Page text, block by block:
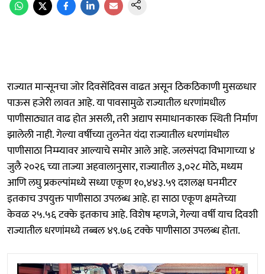
राज्यात मान्सूनचा जोर दिवसेंदिवस वाढत असून ठिकठिकाणी मुसळधार
पाऊस हजेरी लावत आहे. या पावसामुळे राज्यातील धरणांमधील
पाणीसाठ्यात वाढ होत असली, तरी अद्याप समाधानकारक स्थिती निर्माण
झालेली नाही. गेल्या वर्षीच्या तुलनेत यंदा राज्यातील धरणांमधील
पाणीसाठा निम्म्यावर आल्याचे समोर आले आहे. जलसंपदा विभागाच्या ४
जुलै २०२६ च्या ताज्या अहवालानुसार, राज्यातील ३,०२८ मोठे, मध्यम
आणि लघु प्रकल्पांमध्ये सध्या एकूण १०,४४३.५९ दशलक्ष घनमीटर
इतकाच उपयुक्त पाणीसाठा उपलब्ध आहे. हा साठा एकूण क्षमतेच्या
केवळ २५.५६ टक्के इतकाच आहे. विशेष म्हणजे, गेल्या वर्षी याच दिवशी
राज्यातील धरणांमध्ये तब्बल ४९.७६ टक्के पाणीसाठा उपलब्ध होता.